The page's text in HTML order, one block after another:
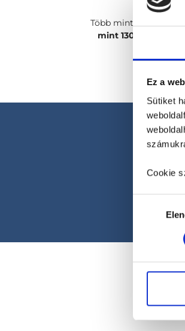
Ez a
Sütiket
Cookie
kiválasztása
Több mint
mint 130